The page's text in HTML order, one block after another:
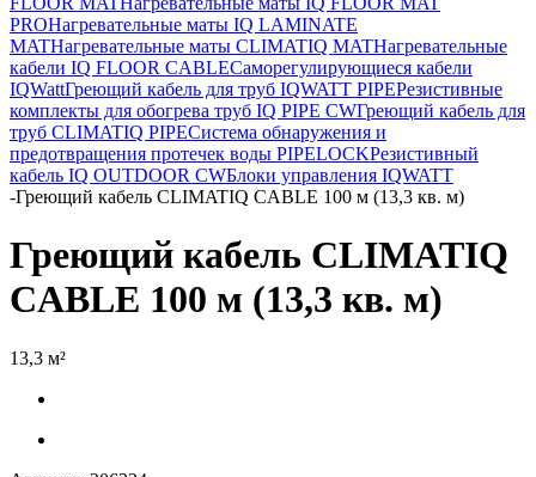
PROНагревательные маты IQ LAMINATE
MATНагревательные маты CLIMATIQ MATНагревательные
кабели IQ FLOOR CABLEСаморегулирующиеся кабели
IQWattГреющий кабель для труб IQWATT PIPEРезистивные
комплекты для обогрева труб IQ PIPE CWГреющий кабель для
труб CLIMATIQ PIPEСистема обнаружения и
предотвращения протечек воды PIPELOCKРезистивный
кабель IQ OUTDOOR CWБлоки управления IQWATT
-Греющий кабель CLIMATIQ CABLE 100 м (13,3 кв. м)
Греющий кабель CLIMATIQ
CABLE 100 м (13,3 кв. м)
13,3 м²